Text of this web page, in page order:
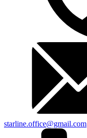
starline.office@gmail.com